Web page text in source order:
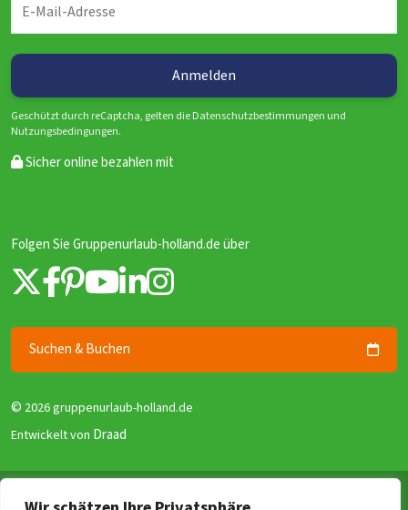
Geschützt durch reCaptcha, gelten die Datenschutzbestimmungen und
Nutzungsbedingungen.
Sicher online bezahlen mit
Folgen Sie Gruppenurlaub-holland.de über
Suchen & Buchen
© 2026 gruppenurlaub-holland.de
Entwickelt von Draad